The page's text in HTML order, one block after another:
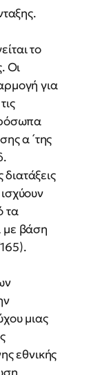
το
Οι
για
α ́ της
τα
με βάση
μιας
εθνικής